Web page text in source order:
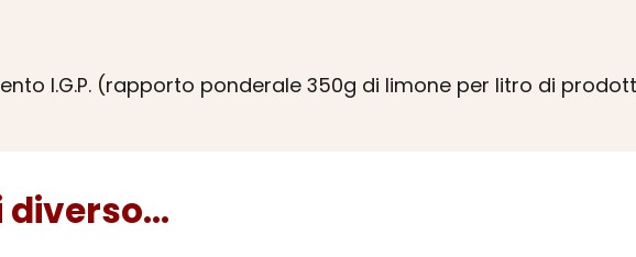
I.G.P. (rapporto ponderale 350g di limone per litro di